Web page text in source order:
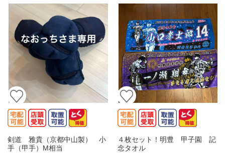
剣道 雅貴（京都中山製） 小
手（甲手）M相当
４枚セット！明豊 甲子園 記
念タオル